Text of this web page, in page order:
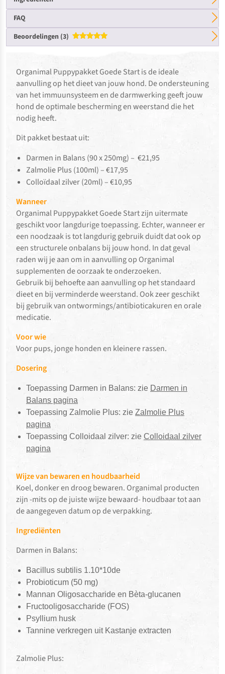
FAQ
Beoordelingen (3)
Gewaardeerd
OrganimalPuppypakket Goede Startis de ideale
aanvulling op het dieet van jouw hond. De ondersteuning
van het immuunsysteem en de darmwerking geeft jouw
hond de optimale bescherming en weerstand die het
nodig heeft.
Dit pakket bestaat uit:
Darmen in Balans (90 x 250mg) – €21,95
Zalmolie Plus (100ml) – €17,95
Colloïdaal zilver (20ml) – €10,95
Wanneer
OrganimalPuppypakket Goede Startzijn uitermate
geschikt voor langdurige toepassing. Echter, wanneer er
een noodzaak is tot langdurig gebruik duidt dat ook op
een structurele onbalans bij jouw hond. In dat geval
raden wij je aan om in aanvulling op Organimal
supplementen de oorzaak te onderzoeken.
Gebruik bij behoefte aan aanvulling op het standaard
dieet en bij verminderde weerstand. Ook zeer geschikt
bij gebruik van ontwormings/antibioticakuren en orale
medicatie.
Voor wie
Voor pups, jonge honden en kleinere rassen.
Dosering
Toepassing Darmen in Balans: zie Darmen in
Balans pagina
Toepassing Zalmolie Plus: zie Zalmolie Plus
pagina
Toepassing Colloidaal zilver: zie Colloidaal zilver
pagina
Wijze van bewaren en houdbaarheid
Koel, donker en droog bewaren. Organimal producten
zijn -mits op de juiste wijze bewaard- houdbaar tot aan
de aangegeven datum op de verpakking.
Ingrediënten
Darmen in Balans:
Bacillus subtilis 1.10*10de
Probioticum (50 mg)
Mannan Oligosaccharide en Bèta-glucanen
Fructooligosaccharide (FOS)
Psyllium husk
Tannine verkregen uit Kastanje extracten
Zalmolie Plus: